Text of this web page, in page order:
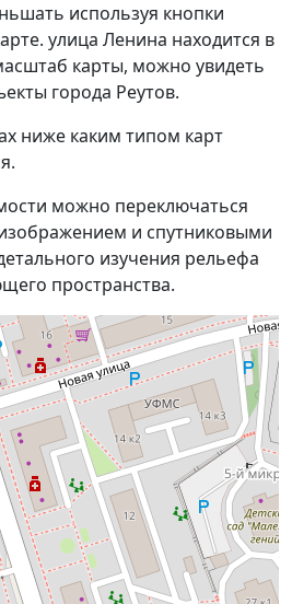
используя кнопки
улица Ленина находится в
карты, можно увидеть
города Реутов.
ниже каким типом карт
можно переключаться
и спутниковыми
изучения рельефа
пространства.